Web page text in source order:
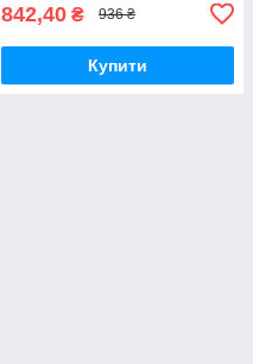
842,40 ₴ 936 ₴
Купити